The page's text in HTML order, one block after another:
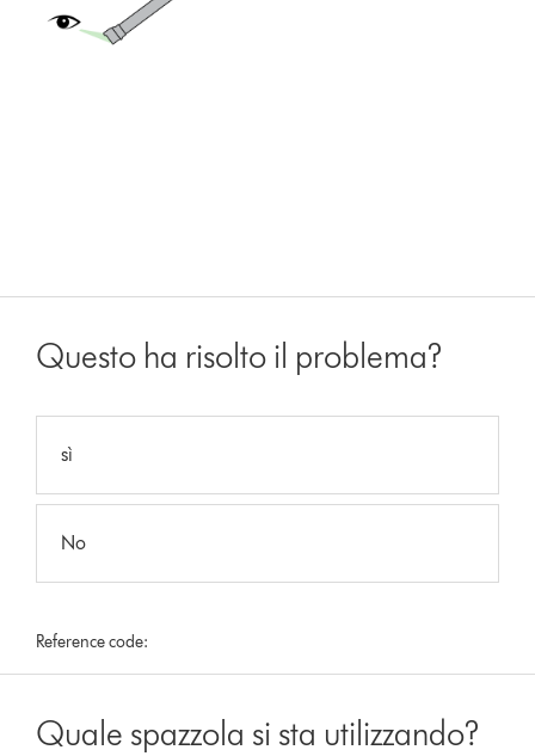
Questo ha risolto il problema?
sì
No
Reference code:
Quale spazzola si sta utilizzando?